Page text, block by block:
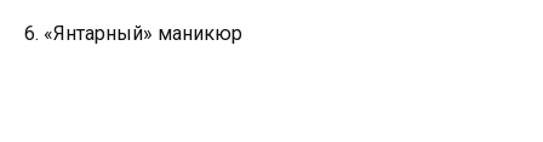
6. «Янтарный» маникюр